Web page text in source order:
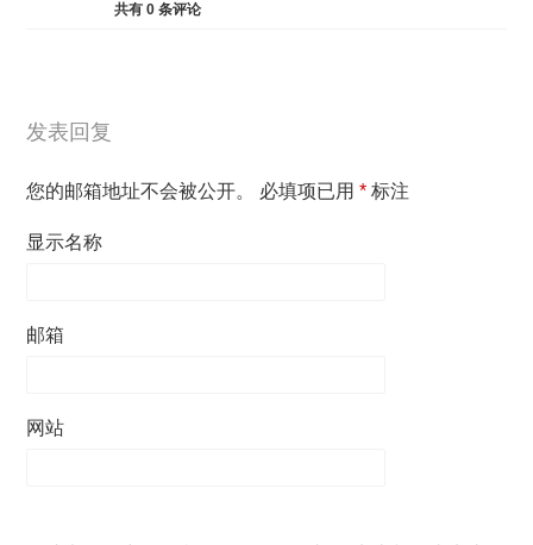
共有0 条评论
发表回复
您的邮箱地址不会被公开。 必填项已用* 标注
显示名称
邮箱
网站